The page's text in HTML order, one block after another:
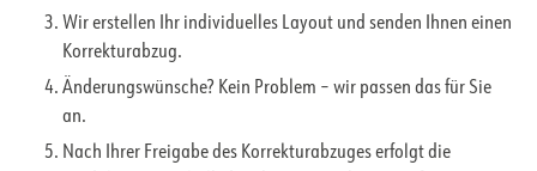
Wir erstellen Ihr individuelles Layout und senden Ihnen einen
Korrekturabzug.
Änderungswünsche? Kein Problem – wir passen das für Sie
an.
Nach Ihrer Freigabe des Korrekturabzuges erfolgt die